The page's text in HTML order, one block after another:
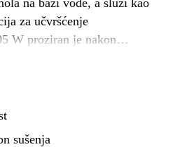
za učvršćenje
W proziran je nakon
ostalih bioloških štetnika.
sušenja